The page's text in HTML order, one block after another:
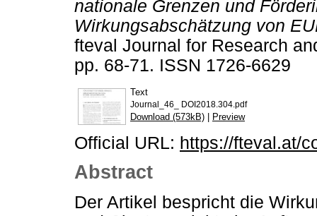
nationale Grenzen und
Wirkungsabschätzung von
fteval Journal for Research
pp. 68-71. ISSN 1726-6629
Text
Journal_46_ DOI2018.304.pdf
Download (573kB) | Preview
Official URL: https://fteval.at/
Abstract
Der Artikel bespricht die